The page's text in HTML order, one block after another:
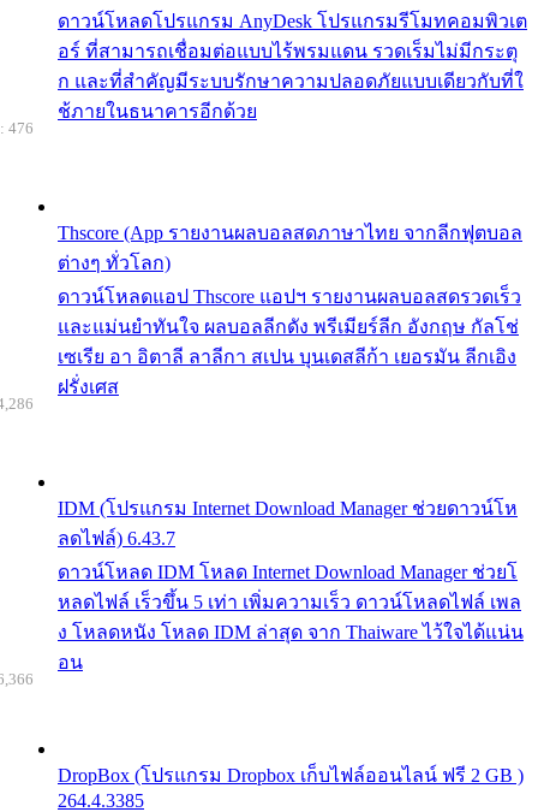
ดาวน์โหลดโปรแกรม AnyDesk โปรแกรมรีโมทคอมพิวเต
อร์ ที่สามารถเชื่อมต่อแบบไร้พรมแดน รวดเร็มไม่มีกระตุ
ก และที่สำคัญมีระบบรักษาความปลอดภัยแบบเดียวกับที่ใ
ช้ภายในธนาคารอีกด้วย
Thscore (App รายงานผลบอลสดภาษาไทย จากลีกฟุตบอล
ต่างๆ ทั่วโลก)
ดาวน์โหลดแอป Thscore แอปฯ รายงานผลบอลสดรวดเร็ว
และแม่นยำทันใจ ผลบอลลีกดัง พรีเมียร์ลีก อังกฤษ กัลโช่
เซเรีย อา อิตาลี ลาลีกา สเปน บุนเดสลีก้า เยอรมัน ลีกเอิง
ฝรั่งเศส
476
IDM (โปรแกรม Internet Download Manager ช่วยดาวน์โห
ลดไฟล์) 6.43.7
ดาวน์โหลด IDM โหลด Internet Download Manager ช่วยโ
หลดไฟล์ เร็วขึ้น 5 เท่า เพิ่มความเร็ว ดาวน์โหลดไฟล์ เพล
ง โหลดหนัง โหลด IDM ล่าสุด จาก Thaiware ไว้ใจได้แน่น
อน
DropBox (โปรแกรม Dropbox เก็บไฟล์ออนไลน์ ฟรี 2 GB )
264.4.3385